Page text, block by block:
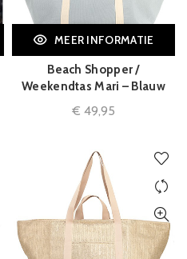
MEER INFORMATIE
Beach Shopper /
Weekendtas Mari – Blauw
€ 49,95